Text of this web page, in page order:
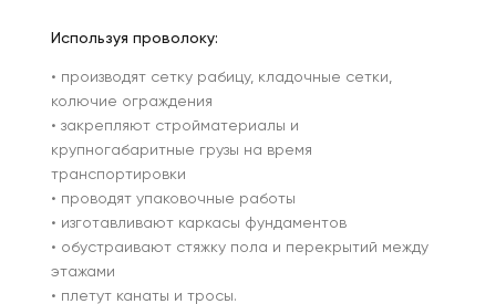
Используя проволоку:
• производят сетку рабицу, кладочные сетки,
колючие ограждения
• закрепляют стройматериалы и
крупногабаритные грузы на время
транспортировки
• проводят упаковочные работы
• изготавливают каркасы фундаментов
• обустраивают стяжку пола и перекрытий между
этажами
• плетут канаты и тросы.